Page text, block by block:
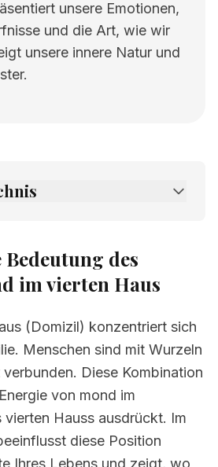
unsere Emotionen,
und die Art, wie wir
unsere innere Natur und
des
im vierten Haus
(Domizil) konzentriert sich
Menschen sind mit Wurzeln
Diese Kombination
von mond im
vierten Hauss ausdrückt. Im
diese Position
Ihres Lebens und zeigt, wo